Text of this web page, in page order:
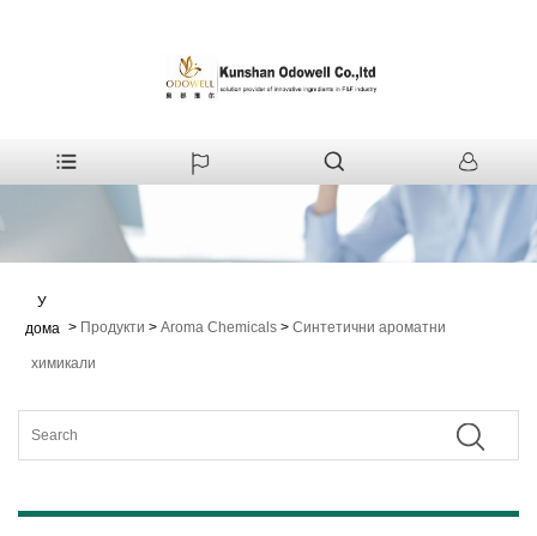
У
дома > Продукти > Aroma Chemicals > Синтетични ароматни
химикали